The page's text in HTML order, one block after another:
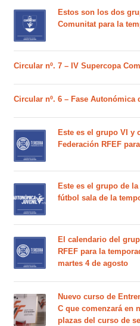
Estos son los dos
Comunitat para la
Circular nº. 7 – IV Supercopa
Circular nº. 6 – Fase Autonómica
Este es el grupo VI y
Federación RFEF
Este es el grupo de
fútbol sala de la
El calendario del
RFEF para la
martes 4 de agosto
Nuevo curso de
C que comenzará en
plazas del curso de